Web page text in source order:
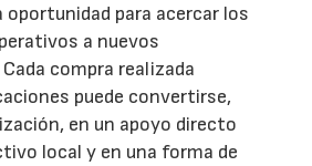
para acercar los
a nuevos
compra realizada
puede convertirse,
en un apoyo directo
local y en una forma de